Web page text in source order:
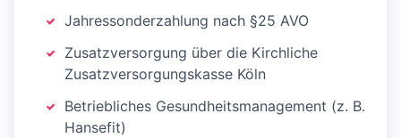
Jahressonderzahlung nach §25 AVO
Zusatzversorgung über die Kirchliche
Zusatzversorgungskasse Köln
Betriebliches Gesundheitsmanagement (z. B.
Hansefit)